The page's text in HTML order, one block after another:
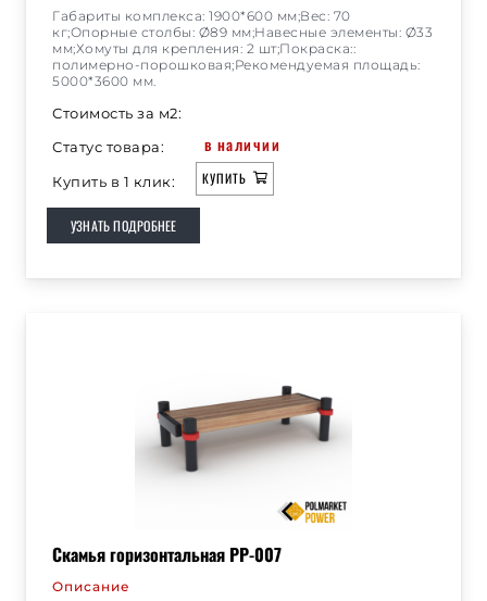
Габариты комплекса: 1900*600 мм;Вес: 70
кг;Опорные столбы: Ø89 мм;Навесные элементы: Ø33
мм;Хомуты для крепления: 2 шт;Покраска::
полимерно-порошковая;Рекомендуемая площадь:
5000*3600 мм.
Стоимость за м2:
Статус товара:
в наличии
Купить в 1 клик: КУПИТЬ
УЗНАТЬ ПОДРОБНЕЕ
Скамья горизонтальная РР-007
Описание